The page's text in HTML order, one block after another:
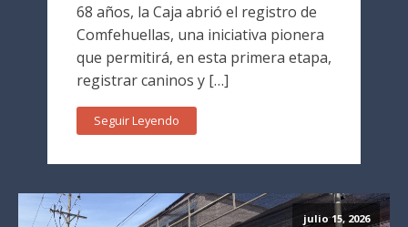
68 años, la Caja abrió el registro de
Comfehuellas, una iniciativa pionera
que permitirá, en esta primera etapa,
registrar caninos y […]
Seguir Leyendo
julio 15, 2026